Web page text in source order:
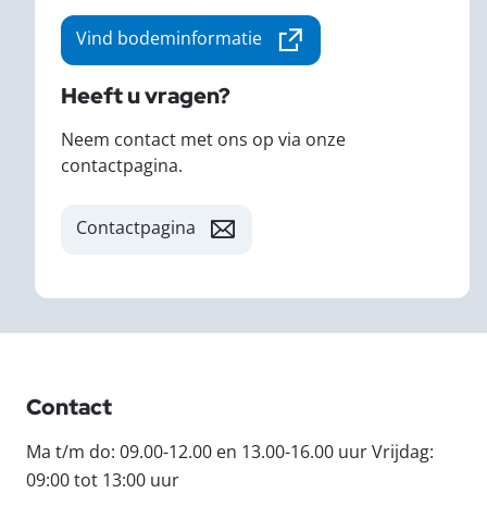
Vind bodeminformatieDeze link verwijst naar een externe
Heeft u vragen?
Neem contact met ons op via onze
contactpagina.
Contactpagina
Contact
Ma t/m do: 09.00-12.00 en 13.00-16.00 uur Vrijdag:
09:00 tot 13:00 uur